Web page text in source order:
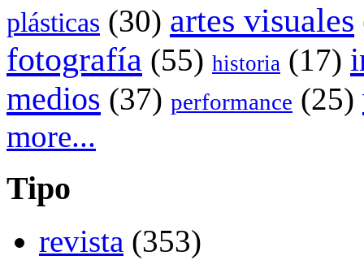
plásticas (30) artes visuales
fotografía (55) historia (17)
medios (37) performance (25)
more...
Tipo
revista (353)